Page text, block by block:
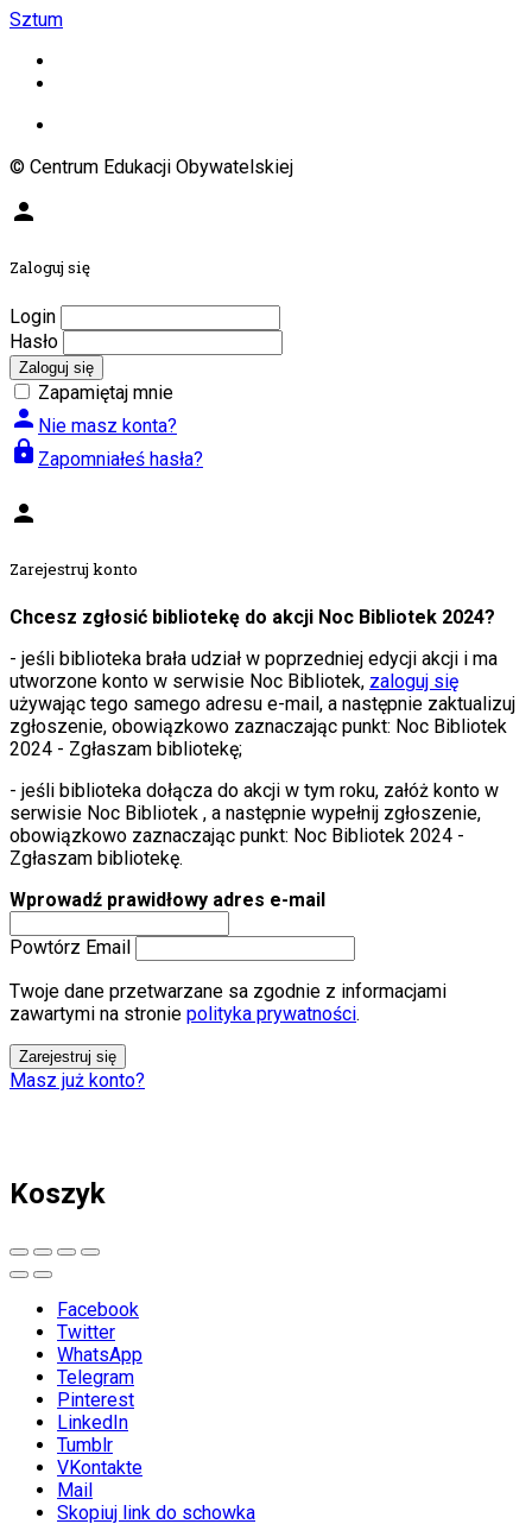
Sztum
© Centrum Edukacji Obywatelskiej
person
Zaloguj się
Login
Hasło
Zaloguj się
Zapamiętaj mnie
person Nie masz konta?
lock Zapomniałeś hasła?
person
Zarejestruj konto
Chcesz zgłosić bibliotekę do akcji Noc Bibliotek 2024?
- jeśli biblioteka brała udział w poprzedniej edycji akcji i ma
utworzone konto w serwisie Noc Bibliotek, zaloguj się
używając tego samego adresu e-mail, a następnie zaktualizuj
zgłoszenie, obowiązkowo zaznaczając punkt: Noc Bibliotek
2024 - Zgłaszam bibliotekę;
- jeśli biblioteka dołącza do akcji w tym roku, załóż konto w
serwisie Noc Bibliotek , a następnie wypełnij zgłoszenie,
obowiązkowo zaznaczając punkt: Noc Bibliotek 2024 -
Zgłaszam bibliotekę.
Wprowadź prawidłowy adres e-mail
Powtórz Email
Twoje dane przetwarzane sa zgodnie z informacjami
zawartymi na stronie polityka prywatności.
Zarejestruj się
Masz już konto?
Koszyk
Facebook
Twitter
WhatsApp
Telegram
Pinterest
LinkedIn
Tumblr
VKontakte
Mail
Skopiuj link do schowka